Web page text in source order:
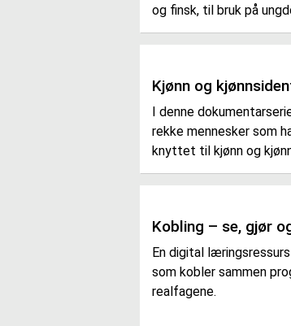
og finsk, til bruk på
Kjønn og
I denne
rekke mennesker som
knyttet til kjønn og
Kobling – se, gjør
En digital
som kobler sammen
realfagene.